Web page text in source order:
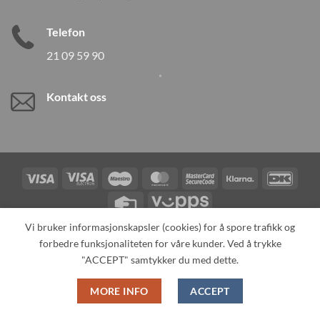
Telefon
21 09 59 90
Kontakt oss
Visa
Visa
Electron
Maestro MasterCardMasterCardKlarna
Credit
Vipps
TILBAKEKALLINGER KONTAKT OSS
OM OSS
SPESIALBESTILLING
MIN KONTO ALL PRODUCTS
Copyright 2026 ©Neo Tokyo by Neo Tokyo Norway AS -With Love
from Japan-
Vi bruker informasjonskapsler (cookies) for å spore trafikk og
forbedre funksjonaliteten for våre kunder. Ved å trykke
"ACCEPT" samtykker du med dette.
MORE INFO ACCEPT